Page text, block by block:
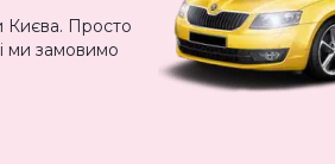
Києва. Просто
ми замовимо